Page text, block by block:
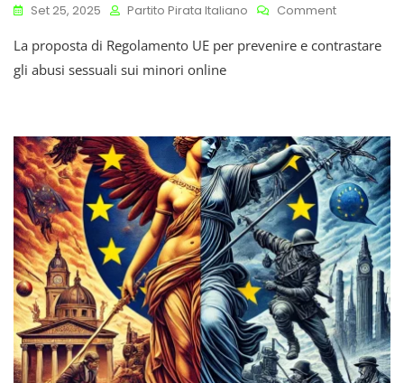
Set 25, 2025 Partito Pirata Italiano CommentOn
Control:
Che
Tradisce
La
Privacy
La proposta di Regolamento UE per prevenire e contrastare
gli abusi sessuali sui minori online